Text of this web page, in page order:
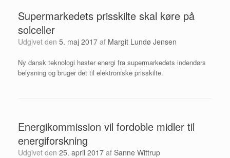
Supermarkedets prisskilte skal køre på
solceller
Udgivet den 5. maj 2017 af Margit Lundø Jensen
Ny dansk teknologi høster energi fra supermarkedets indendørs
belysning og bruger det til elektroniske prisskilte.
Energikommission vil fordoble midler til
energiforskning
Udgivet den 25. april 2017 af Sanne Wittrup